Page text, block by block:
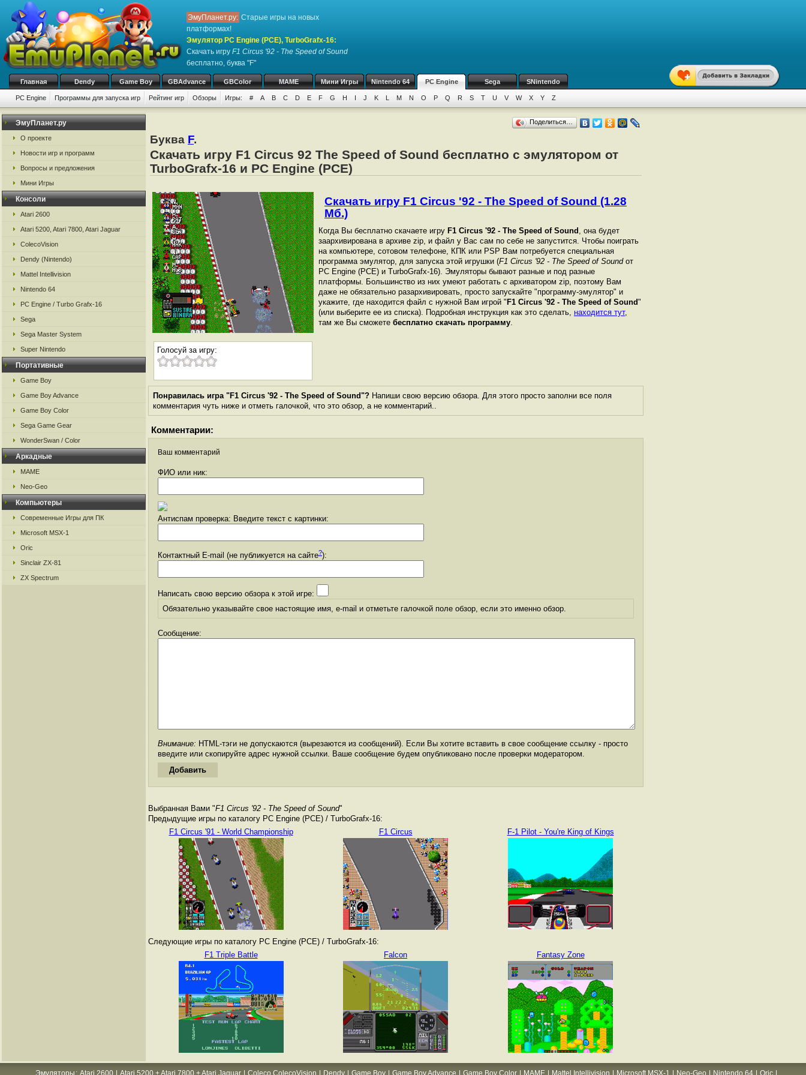
ЭмуПланет.ру: Старые игры на новых
платформах!
Эмулятор PC Engine (PCE), TurboGrafx-16:
Скачать игру F1 Circus '92 - The Speed of Sound
бесплатно, буква "F"
Главная Dendy Game Boy GBAdvance GBColor MAME Мини Игры Nintendo 64 PC Engine Sega SNintendo
PC Engine Программы для запуска игр Рейтинг игр Обзоры Игры: # A B C D E F G H I J K L M N O P Q R S T U V W X Y Z
ЭмуПланет.ру
О проекте
Новости игр и программ
Вопросы и предложения
Мини Игры
Консоли
Atari 2600
Atari 5200, Atari 7800, Atari Jaguar
ColecoVision
Dendy (Nintendo)
Mattel Intellivision
Nintendo 64
PC Engine / Turbo Grafx-16
Sega
Sega Master System
Super Nintendo
Портативные
Game Boy
Game Boy Advance
Game Boy Color
Sega Game Gear
WonderSwan / Color
Аркадные
MAME
Neo-Geo
Компьютеры
Современные Игры для ПК
Microsoft MSX-1
Oric
Sinclair ZX-81
ZX Spectrum
Поделиться…
Буква F.
Скачать игру F1 Circus 92 The Speed of Sound бесплатно с эмулятором от
TurboGrafx-16 и PC Engine (PCE)
Голосуй за игру:
Скачать игру F1 Circus '92 - The Speed of Sound (1.28
Мб.)
Когда Вы бесплатно скачаете игру F1 Circus '92 - The Speed of Sound , она будет
заархивирована в архиве zip, и файл у Вас сам по себе не запустится. Чтобы поиграть
на компьютере, сотовом телефоне, КПК или PSP Вам потребуется специальная
программа эмулятор, для запуска этой игрушки (F1 Circus '92 - The Speed of Soundот
PC Engine (PCE) и TurboGrafx-16). Эмуляторы бывают разные и под разные
платформы. Большинство из них умеют работать с архиватором zip, поэтому Вам
даже не обязательно разархивировать, просто запускайте "программу-эмулятор" и
укажите, где находится файл с нужной Вам игрой " F1 Circus '92 - The Speed of Sound"
(или выберите ее из списка). Подробная инструкция как это сделать, находится тут,
там же Вы сможете бесплатно скачать программу.
Понравилась игра "F1 Circus '92 - The Speed of Sound"? Напиши свою версию обзора. Для этого просто заполни все поля
комментария чуть ниже и отметь галочкой, что это обзор, а не комментарий..
Комментарии:
Ваш комментарий
ФИО или ник:
Антиспам проверка: Введите текст с картинки:
Контактный E-mail (не публикуется на сайте?):
Написать свою версию обзора к этой игре:
Обязательно указывайте свое настоящие имя, e-mail и отметьте галочкой поле обзор, если это именно обзор.
Сообщение:
Внимание: HTML-тэги не допускаются (вырезаются из сообщений). Если Вы хотите вставить в свое сообщение ссылку - просто
введите или скопируйте адрес нужной ссылки. Ваше сообщение будем опубликовано после проверки модератором.
Выбранная Вами "F1 Circus '92 - The Speed of Sound"
Предыдущие игры по каталогу PC Engine (PCE) / TurboGrafx-16:
F1 Circus '91 - World Championship
F1 Circus F-1 Pilot - You're King of Kings
Следующие игры по каталогу PC Engine (PCE) / TurboGrafx-16:
F1 Triple Battle
Falcon Fantasy Zone
Эмуляторы : Atari 2600 Atari 5200 + Atari 7800 + Atari Jaguar Coleco ColecoVision Dendy Game Boy Game Boy Advance Game Boy Color MAME Mattel Intellivision Microsoft MSX-1 Neo-Geo Nintendo 64 Oric